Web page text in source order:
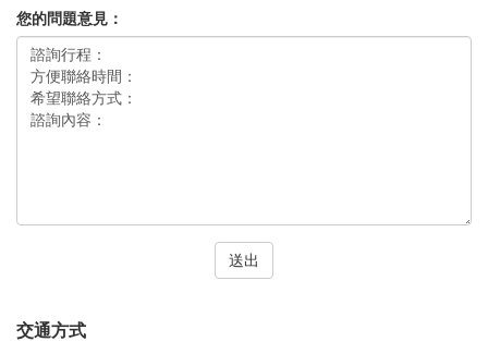
您的問題意見：
送出
交通方式